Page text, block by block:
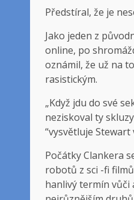
Předstíral, že je
Jako jeden z
online, po
oznámil, že už na
rasistickým.
„Když jdu do své
neziskoval ty
“vysvětluje Stewart
Počátky Clankera
robotů z sci -fi
hanlivý termín vůči